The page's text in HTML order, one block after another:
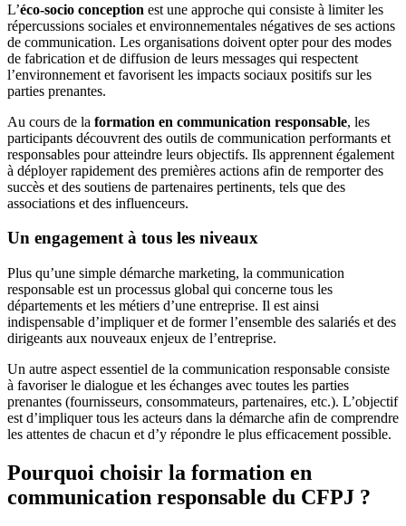
L’éco-socio conception est une approche qui consiste à limiter les
répercussions sociales et environnementales négatives de ses actions
de communication. Les organisations doivent opter pour des modes
de fabrication et de diffusion de leurs messages qui respectent
l’environnement et favorisent les impacts sociaux positifs sur les
parties prenantes.
Au cours de la formation en communication responsable, les
participants découvrent des outils de communication performants et
responsables pour atteindre leurs objectifs. Ils apprennent également
à déployer rapidement des premières actions afin de remporter des
succès et des soutiens de partenaires pertinents, tels que des
associations et des influenceurs.
Un engagement à tous les niveaux
Plus qu’une simple démarche marketing, la communication
responsable est un processus global qui concerne tous les
départements et les métiers d’une entreprise. Il est ainsi
indispensable d’impliquer et de former l’ensemble des salariés et des
dirigeants aux nouveaux enjeux de l’entreprise.
Un autre aspect essentiel de la communication responsable consiste
à favoriser le dialogue et les échanges avec toutes les parties
prenantes (fournisseurs, consommateurs, partenaires, etc.). L’objectif
est d’impliquer tous les acteurs dans la démarche afin de comprendre
les attentes de chacun et d’y répondre le plus efficacement possible.
Pourquoi choisir la formation en
communication responsable du CFPJ ?